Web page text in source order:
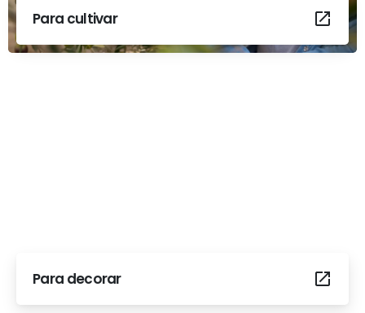
Para cultivar
Para decorar